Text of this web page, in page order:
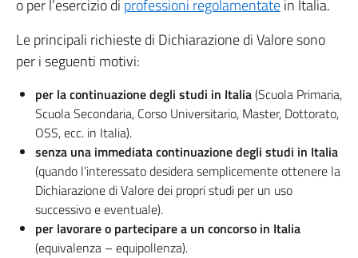
o per l’esercizio di professioni regolamentatein Italia.
Le principali richieste di Dichiarazione di Valore sono
per i seguenti motivi:
per la continuazione degli studi in Italia(Scuola Primaria,
Scuola Secondaria, Corso Universitario, Master, Dottorato,
OSS, ecc. in Italia).
senza una immediata continuazione degli studi in Italia
(quando l’interessato desidera semplicemente ottenere la
Dichiarazione di Valore dei propri studi per un uso
successivo e eventuale).
per lavorare o partecipare a un concorso in Italia
(equivalenza – equipollenza).